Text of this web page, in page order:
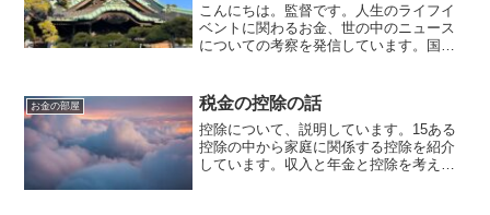
こんにちは。監督です。人生のライフイ
ベントに関わるお金、世の中のニュース
についての考察を発信しています。国家
しばらくの間不定期に更新します（プロ
モーションを含みます...
お金の部屋 税金の控除の話
控除について、説明しています。15ある
控除の中から家庭に関係する控除を紹介
しています。収入と年金と控除を考える